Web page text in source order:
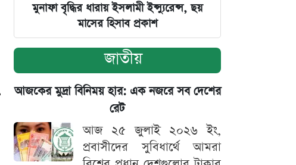
মুনাফা বৃদ্ধির ধারায় ইসলামী ইন্স্যুরেন্স, ছয়
মাসের হিসাব প্রকাশ
জাতীয়
আজকের মুদ্রা বিনিময় হার: এক নজরে সব দেশের
রেট
আজ ২৫ জুলাই ২০২৬ ইং,
প্রবাসীদের সুবিধার্থে আমরা